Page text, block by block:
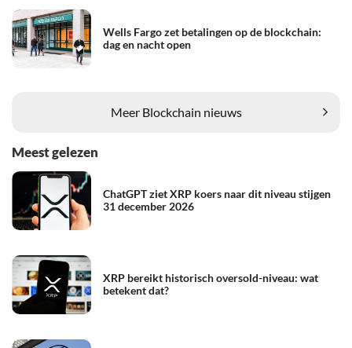
Wells Fargo zet betalingen op de blockchain:
dag en nacht open
Meer Blockchain nieuws
Meest gelezen
ChatGPT ziet XRP koers naar dit niveau stijgen
31 december 2026
XRP bereikt historisch oversold-niveau: wat
betekent dat?